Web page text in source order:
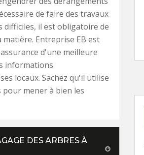
de faire des travaux
difficiles, il est obligatoire de
Entreprise EB est
d'une meilleure
informations
locaux. Sachez qu'il utilise
mener à bien les
DES ARBRES À